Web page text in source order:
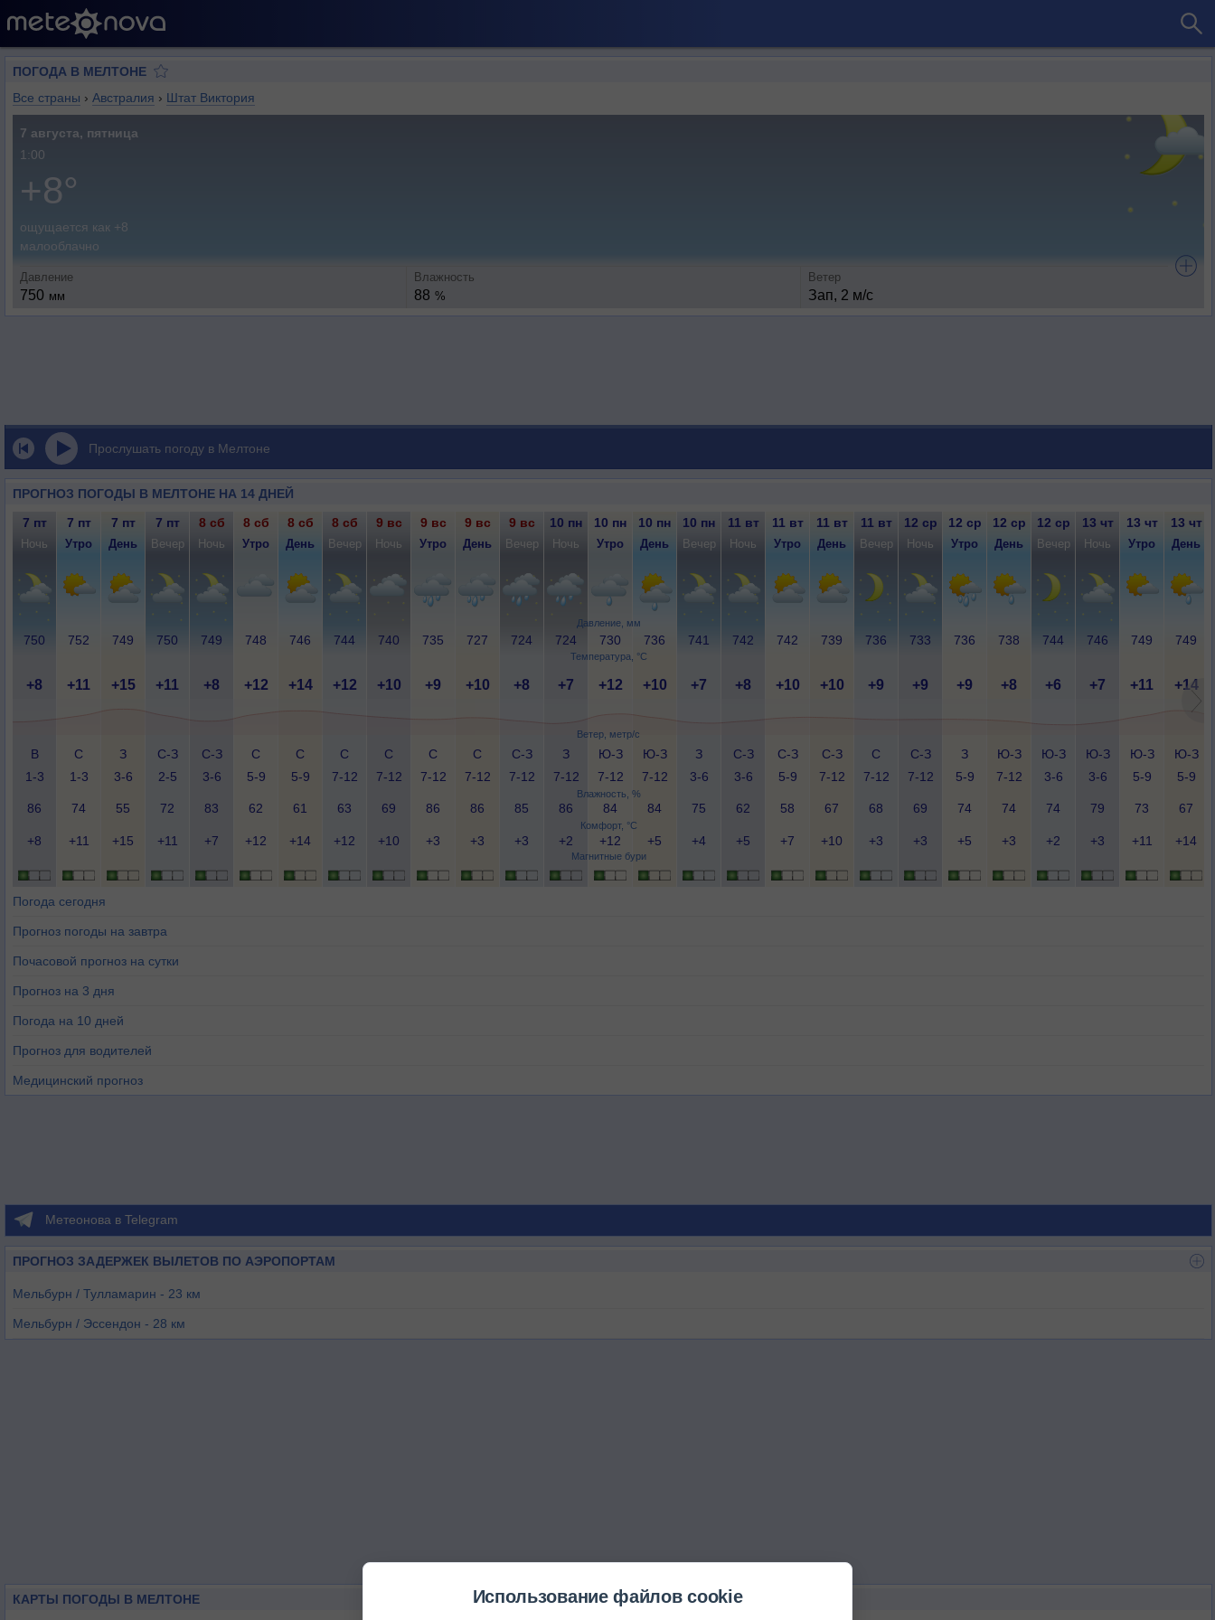
ПОГОДА В МЕЛТОНЕ
Все страны › Австралия › Штат Виктория
7 августа, пятница
1:00
+8°
ощущается как +8
малооблачно
Давление
750 мм
Влажность
88 %
Ветер
Зап, 2 м/с
Прослушать погоду в Мелтоне
ПРОГНОЗ ПОГОДЫ В МЕЛТОНЕ НА 14 ДНЕЙ
Давление, мм
Температура, °C
Ветер, метр/с
Влажность, %
Комфорт, °C
Магнитные бури
7 пт 7 пт 7 пт 7 пт 8 сб 8 сб 8 сб 8 сб 9 вс 9 вс 9 вс 9 вс 10 пн 10 пн 10 пн 10 пн 11 вт 11 вт 11 вт 11 вт 12 ср 12 ср 12 ср 12 ср 13 чт 13 чт 13 чт
Ночь Утро День Вечер Ночь Утро День Вечер Ночь Утро День Вечер Ночь Утро День Вечер Ночь Утро День Вечер Ночь Утро День Вечер Ночь Утро День
750 752 749 750 749 748 746 744 740 735 727 724 724 730 736 741 742 742 739 736 733 736 738 744 746 749 749
+8 +11 +15 +11 +8 +12 +14 +12 +10 +9 +10 +8 +7 +12 +10 +7 +8 +10 +10 +9 +9 +9 +8 +6 +7 +11 +14
В
1-3
С
1-3
З
3-6
С-З
2-5
С-З
3-6
С
5-9
С
5-9
С
7-12
С
7-12
С
7-12
С
7-12
С-З
7-12
З
7-12
Ю-З
7-12
Ю-З
7-12
З
3-6
С-З
3-6
С-З
5-9
С-З
7-12
С
7-12
С-З
7-12
З
5-9
Ю-З
7-12
Ю-З
3-6
Ю-З
3-6
Ю-З
5-9
Ю-З
5-9
86 74 55 72 83 62 61 63 69 86 86 85 86 84 84 75 62 58 67 68 69 74 74 74 79 73 67
+8 +11 +15 +11 +7 +12 +14 +12 +10 +3 +3 +3 +2 +12 +5 +4 +5 +7 +10 +3 +3 +5 +3 +2 +3 +11 +14
Погода сегодня
Прогноз погоды на завтра
Почасовой прогноз на сутки
Прогноз на 3 дня
Погода на 10 дней
Прогноз для водителей
Медицинский прогноз
Метеонова в Telegram
ПРОГНОЗ ЗАДЕРЖЕК ВЫЛЕТОВ ПО АЭРОПОРТАМ
Мельбурн / Тулламарин - 23 км
Мельбурн / Эссендон - 28 км
КАРТЫ ПОГОДЫ В МЕЛТОНЕ
Использование файлов cookie